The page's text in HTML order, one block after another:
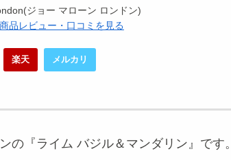
ジョー マローン ロンドン)
品レビュー・口コミを見る
楽天 メルカリ
の『ライム バジル＆マンダリン』です。